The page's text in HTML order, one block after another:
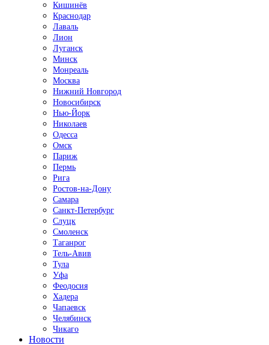
Кишинёв
Краснодар
Лаваль
Лион
Луганск
Минск
Монреаль
Москва
Нижний Новгород
Новосибирск
Нью-Йорк
Николаев
Одесса
Омск
Париж
Пермь
Рига
Ростов-на-Дону
Самара
Санкт-Петербург
Слуцк
Смоленск
Таганрог
Тель-Авив
Тула
Уфа
Феодосия
Хадера
Чапаевск
Челябинск
Чикаго
Новости